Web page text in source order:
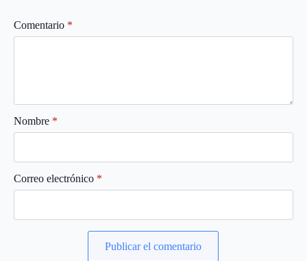
Comentario *
Nombre *
Correo electrónico *